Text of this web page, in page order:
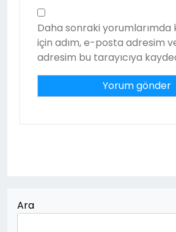
Daha sonraki yorumlarımda
için adım, e-posta adresim
adresim bu tarayıcıya
Ara